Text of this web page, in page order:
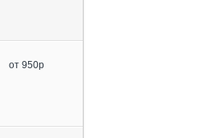
от 950р